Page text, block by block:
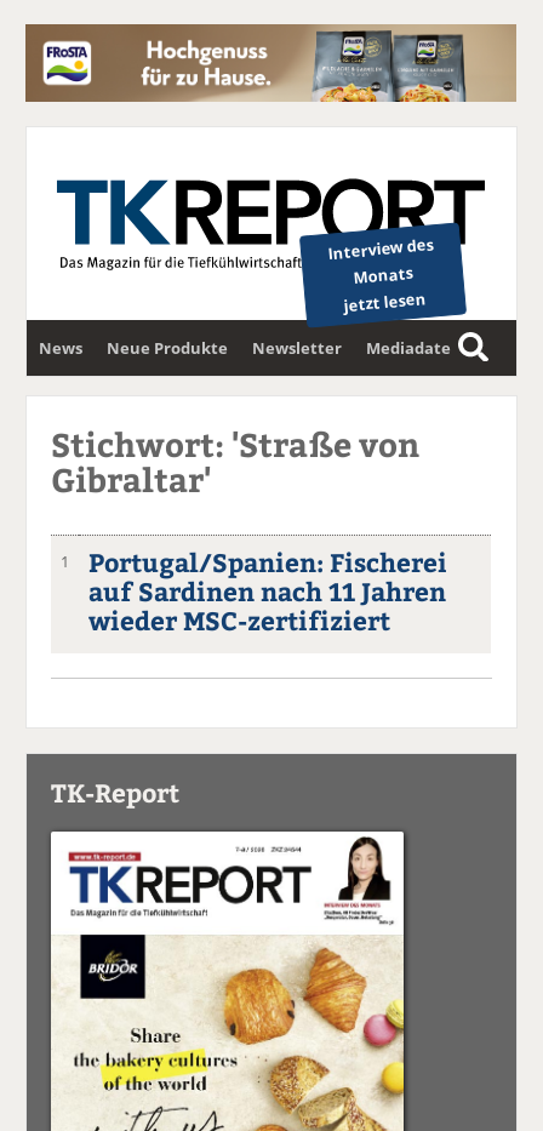
Interview des
Monats
jetzt lesen
News Neue Produkte Newsletter Mediadaten
S
u
Stichwort: 'Straße von
Gibraltar'
1
Portugal/Spanien: Fischerei
auf Sardinen nach 11 Jahren
wieder MSC-zertifiziert
TK-Report